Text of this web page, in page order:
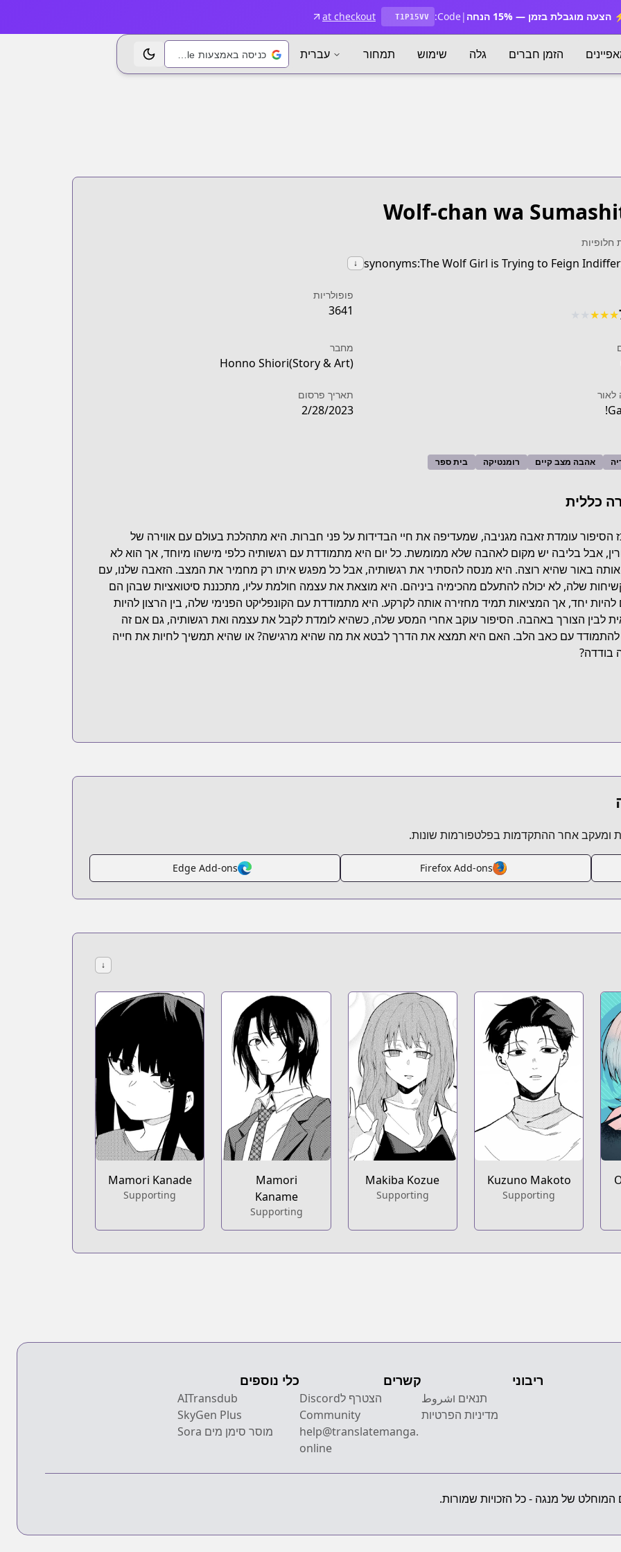
הצעה מוגבלת בזמן — 15% הנחה |
Code:
T1P15VV
at checkout
הזמן חברים גלה שימוש תמחור עברית החלפת נושא
https://mangadex.org/title/
https://www.anime-
https://
https://
Wolf-chan wa
חלופיות
synonyms:The Wolf Girl is Trying to Feign
↓
★
★
★
פופולריות
3641
מחבר
Honno Shiori(Story & Art)
לאור תאריך פרסום
2/28/2023
אהבה מצב קיים רומנטיקה בית ספר
כללית
הסיפור עומדת זאבה מגניבה, שמעדיפה את חיי הבדידות על פני חברות. היא מתהלכת בעולם עם אווירה של
אבל בליבה יש מקום לאהבה שלא ממומשת. כל יום היא מתמודדת עם רגשותיה כלפי מישהו מיוחד, אך הוא לא
באור שהיא רוצה. היא מנסה להסתיר את רגשותיה, אבל כל מפגש איתו רק מחמיר את המצב. הזאבה שלנו, עם
שלה, לא יכולה להתעלם מהכימיה ביניהם. היא מוצאת את עצמה חולמת עליו, מתכננת סיטואציות שבהן הם
להיות יחד, אך המציאות תמיד מחזירה אותה לקרקע. היא מתמודדת עם הקונפליקט הפנימי שלה, בין הרצון להיות
לבין הצורך באהבה. הסיפור עוקב אחרי המסע שלה, כשהיא לומדת לקבל את עצמה ואת רגשותיה, גם אם זה
להתמודד עם כאב הלב. האם היא תמצא את הדרך לבטא את מה שהיא מרגישה? או שהיא תמשיך לחיות את חייה
בודדה?
אחר ההתקדמות בפלטפורמות שונות.
Firefox Add-ons
Edge Add-ons
↓
Kuzuno Makoto
Supporting
Makiba Kozue
Supporting
Mamori
Kaname
Supporting
Mamori Kanade
Supporting
ריבוני
תנאים וشروط
מדיניות הפרטיות
קשרים
הצטרף לDiscord
Community
help@translatemanga.
online
כלי נוספים
AITransdub
SkyGen Plus
מוסר סימן מים Sora